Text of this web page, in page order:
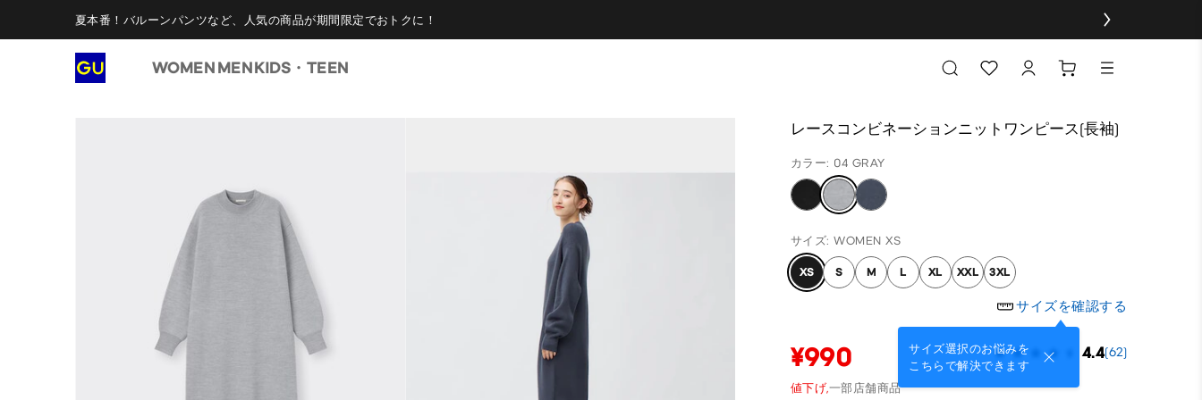
夏本番！バルーンパンツなど、人気の商品が期間限定でおトクに！
WOMEN MENKIDS・TEEN
レースコンビネーションニットワンピース(長袖)
カラー: 04 GRAY
サイズ: WOMEN XS
XS S M L XL XXL 3XL
サイズを確認する
サイズ選択のお悩みを
こちらで解決できます
¥990 4.4(62)
値下げ,一部店舗商品